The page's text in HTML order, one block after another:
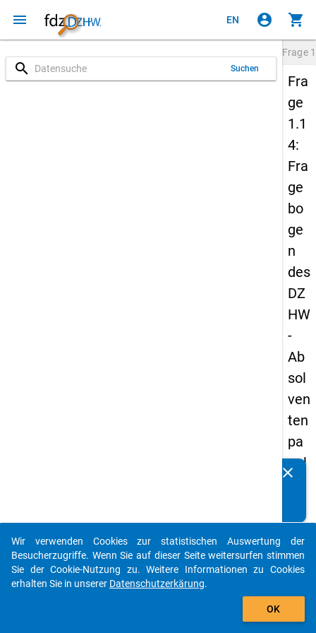
menu EN account_circle shopping_cart
search Suchen
Frage
Fra
ge
1.1
4:
Fra
ge
bo
ge
n
des
DZ
HW
-
Ab
sol
ven
ten
pa
nel
09
-
ers
clear
auto_stories
add_shopping_cart
Wir verwenden Cookies zur statistischen Auswertung der
Besucherzugriffe. Wenn Sie auf dieser Seite weitersurfen stimmen
Sie der Cookie-Nutzung zu. Weitere Informationen zu Cookies
erhalten Sie in unserer Datenschutzerkärung.
OK